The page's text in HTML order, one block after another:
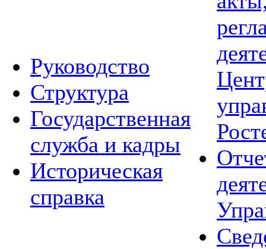
Руководство
Структура
Государственная
служба и кадры
Историческая
справка